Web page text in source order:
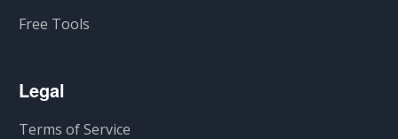
Free Tools
Legal
Terms of Service